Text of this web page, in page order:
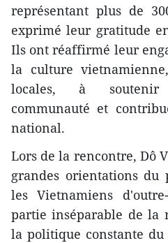
représentant plus de
exprimé leur gratitude
Ils ont réaffirmé leur
la culture
locales, à
communauté et
national.
Lors de la rencontre, Dô
grandes orientations du
les Vietnamiens
partie inséparable de la
la politique constante